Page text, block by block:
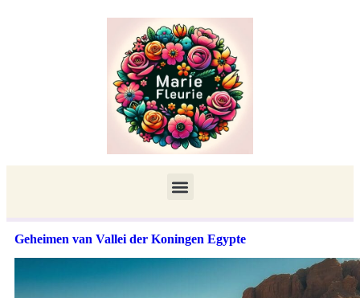
Geheimen van Vallei der Koningen Egypte